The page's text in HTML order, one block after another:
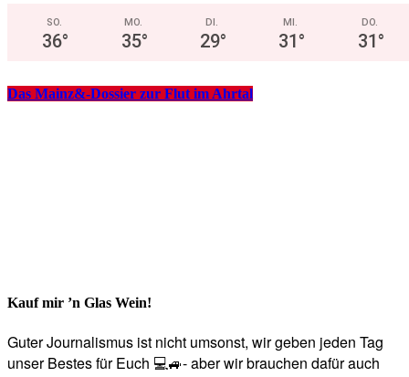
SO.
36°
MO.
35°
DI.
29°
MI.
31°
DO.
31°
Das Mainz&-Dossier zur Flut im Ahrtal
Kauf mir ’n Glas Wein!
Guter Journalismus ist nicht umsonst, wir geben jeden Tag
unser Bestes für Euch 💻🚙- aber wir brauchen dafür auch